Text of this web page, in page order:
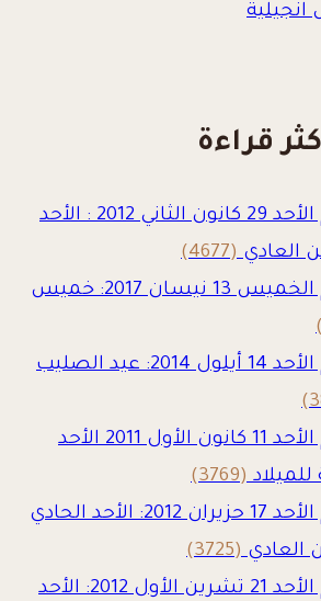
قراءة
موعظة يوم الأحد 29 كانون الثاني 2012 : الأحد
العادي(4677)
موعظة يوم الخميس 13 نيسان 2017: خميس
موعظة يوم الأحد 14 أيلول 2014: عيد الصليب
موعظة يوم الأحد 11 كانون الأول 2011 الأحد
للميلاد(3769)
موعظة يوم الأحد 17 حزيران 2012: الأحد الحادي
العادي(3725)
موعظة يوم الأحد 21 تشرين الأول 2012: الأحد